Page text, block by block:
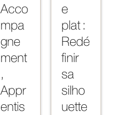
Acco
mpa
gne
ment
,
Appr
entis
e
plat :
Redé
finir
sa
silho
uette